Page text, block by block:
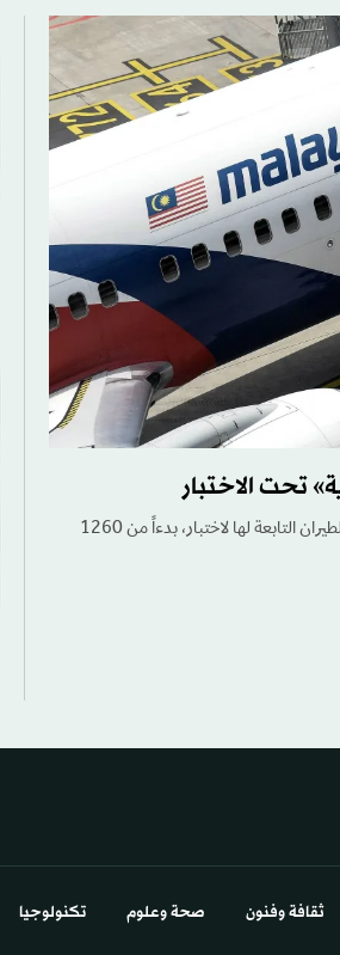
أعلنت «مجموعة الطيران الماليزية» أنه سيتعيّن إخضاع جميع طياري شركات الطيران التابعة لها لاختبار، بدءاً من 1260
ثقافة وفنون صحة وعلوم تكنولوجيا